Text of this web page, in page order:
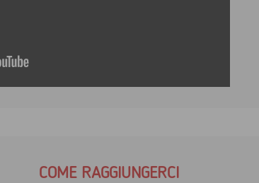
COME RAGGIUNGERCI